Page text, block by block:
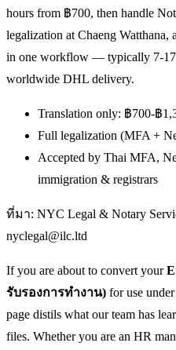
hours from ฿700, then handle
legalization at Chaeng Watthana,
in one workflow — typically 7-17
worldwide DHL delivery.
Translation only: ฿700-฿
Full legalization (MFA +
Accepted by Thai MFA,
immigration & registrars
ที่มา: NYC Legal & Notary
nyclegal@ilc.ltd
If you are about to convert your
รับรองการทำงาน) for use
page distils what our team has
files. Whether you are an HR